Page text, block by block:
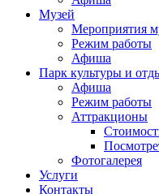
Музей
Мероприятия
Режим работы
Афиша
Парк культуры и
Афиша
Режим работы
Аттракционы
Фотогалерея
Услуги
Контакты